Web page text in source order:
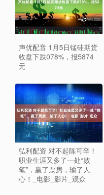
声优配音 1月5日锰硅期货
收盘下跌078%，报5874
元
弘利配资 对不起陈可辛！
职业生涯又多了一处“败
笔”，赢了票房，输了人
心！_电影_影片_观众